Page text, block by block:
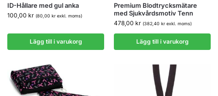
ID-Hållare med gul anka
100,00 kr (80,00 krexkl. moms)
Lägg till i varukorg
Premium Blodtrycksmätare
med Sjukvårdsmotiv Tenn
478,00 kr (382,40 krexkl. moms)
Lägg till i varukorg